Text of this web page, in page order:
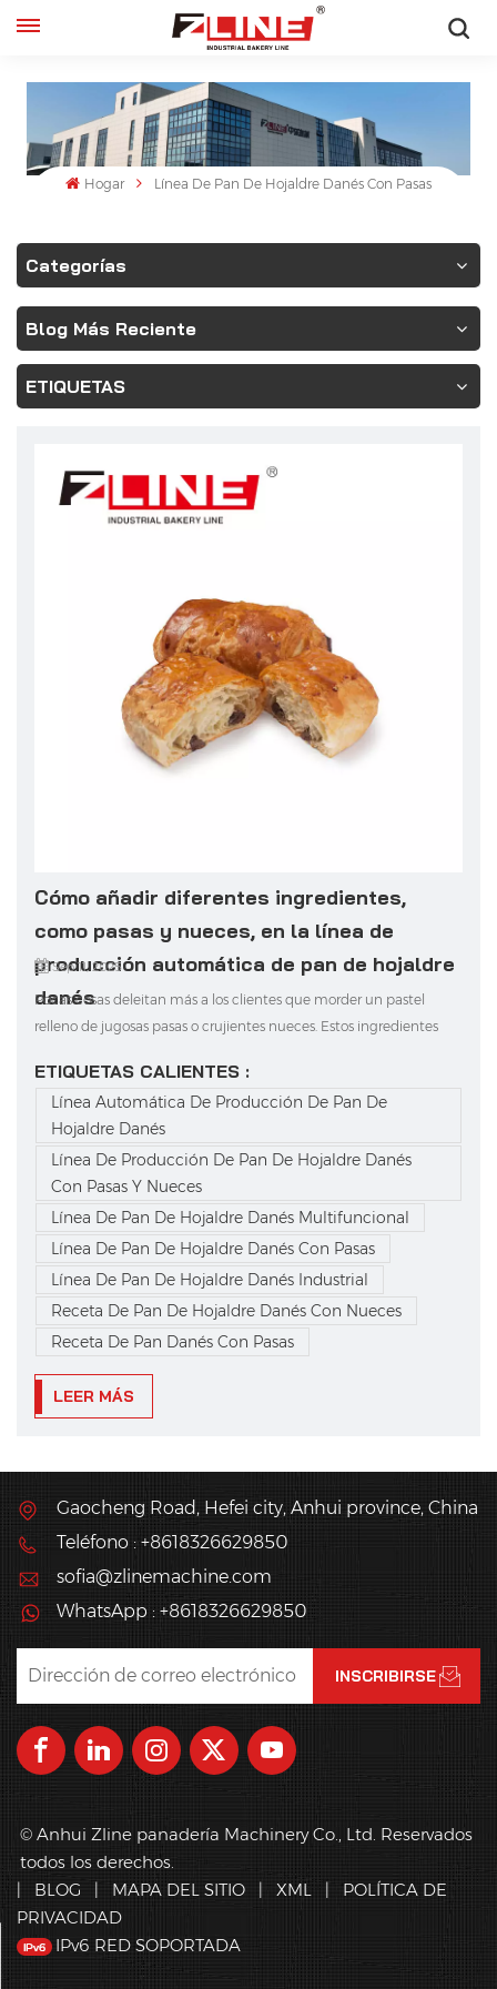
français
español
Hogar Línea De Pan De Hojaldre Danés Con Pasas
Categorías
Blog Más Reciente
ETIQUETAS
Cómo añadir diferentes ingredientes,
como pasas y nueces, en la línea de
producción automática de pan de hojaldre
danés
Sep 11, 2025
Pocas cosas deleitan más a los clientes que morder un pastel
relleno de jugosas pasas o crujientes nueces. Estos ingredientes
añadiéndole sabor, textura y nutrición. Para las panaderías que
operan con líneas automatizadas, el reto reside en incorp...
ETIQUETAS CALIENTES :
Línea Automática De Producción De Pan De
Hojaldre Danés
Línea De Producción De Pan De Hojaldre Danés
Con Pasas Y Nueces
Línea De Pan De Hojaldre Danés Multifuncional
Línea De Pan De Hojaldre Danés Con Pasas
Línea De Pan De Hojaldre Danés Industrial
Receta De Pan De Hojaldre Danés Con Nueces
Receta De Pan Danés Con Pasas
LEER MÁS
Gaocheng Road, Hefei city, Anhui province, China
Teléfono : +8618326629850
sofia@zlinemachine.com
WhatsApp : +8618326629850
© Anhui Zline panadería Machinery Co., Ltd. Reservados
todos los derechos.
|
BLOG | MAPA DEL SITIO | XML |
POLÍTICA DE
PRIVACIDAD
IPv6 RED SOPORTADA